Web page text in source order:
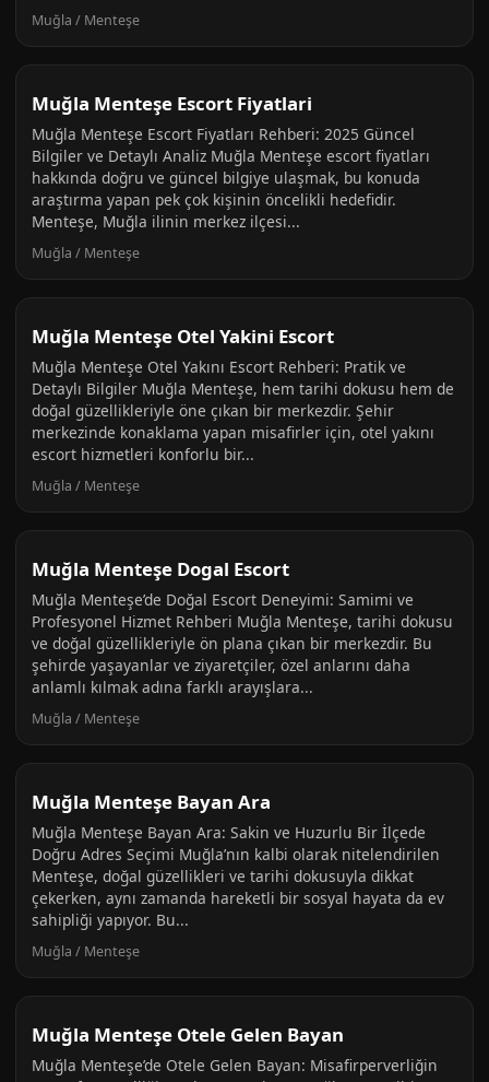
Muğla / Menteşe
Muğla Menteşe Escort Fiyatlari
Muğla Menteşe Escort Fiyatları Rehberi: 2025 Güncel
Bilgiler ve Detaylı Analiz Muğla Menteşe escort fiyatları
hakkında doğru ve güncel bilgiye ulaşmak, bu konuda
araştırma yapan pek çok kişinin öncelikli hedefidir.
Menteşe, Muğla ilinin merkez ilçesi...
Muğla / Menteşe
Muğla Menteşe Otel Yakini Escort
Muğla Menteşe Otel Yakını Escort Rehberi: Pratik ve
Detaylı Bilgiler Muğla Menteşe, hem tarihi dokusu hem de
doğal güzellikleriyle öne çıkan bir merkezdir. Şehir
merkezinde konaklama yapan misafirler için, otel yakını
escort hizmetleri konforlu bir...
Muğla / Menteşe
Muğla Menteşe Dogal Escort
Muğla Menteşe’de Doğal Escort Deneyimi: Samimi ve
Profesyonel Hizmet Rehberi Muğla Menteşe, tarihi dokusu
ve doğal güzellikleriyle ön plana çıkan bir merkezdir. Bu
şehirde yaşayanlar ve ziyaretçiler, özel anlarını daha
anlamlı kılmak adına farklı arayışlara...
Muğla / Menteşe
Muğla Menteşe Bayan Ara
Muğla Menteşe Bayan Ara: Sakin ve Huzurlu Bir İlçede
Doğru Adres Seçimi Muğla’nın kalbi olarak nitelendirilen
Menteşe, doğal güzellikleri ve tarihi dokusuyla dikkat
çekerken, aynı zamanda hareketli bir sosyal hayata da ev
sahipliği yapıyor. Bu...
Muğla / Menteşe
Muğla Menteşe Otele Gelen Bayan
Muğla Menteşe’de Otele Gelen Bayan: Misafirperverliğin